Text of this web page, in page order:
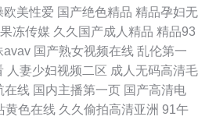
欧美性爱 国产绝色精品 精品孕妇无
冻传媒 久久国产成人精品 精品93
avav 国产熟女视频在线 乱伦第一
人妻少妇视频二区 成人无码高清毛
在线 国内主播第一页 国产高清电
黄色在线 久久偷拍高清亚洲 91午